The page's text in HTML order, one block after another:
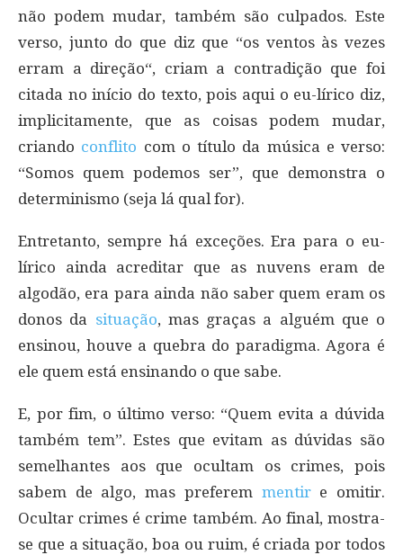
não podem mudar, também são culpados. Este
verso, junto do que diz que “os ventos às vezes
erram a direção“, criam a contradição que foi
citada no início do texto, pois aqui o eu-lírico diz,
implicitamente, que as coisas podem mudar,
criando conflito com o título da música e verso:
“Somos quem podemos ser”, que demonstra o
determinismo (seja lá qual for).
Entretanto, sempre há exceções. Era para o eu-
lírico ainda acreditar que as nuvens eram de
algodão, era para ainda não saber quem eram os
donos da situação, mas graças a alguém que o
ensinou, houve a quebra do paradigma. Agora é
ele quem está ensinando o que sabe.
E, por fim, o último verso: “Quem evita a dúvida
também tem”. Estes que evitam as dúvidas são
semelhantes aos que ocultam os crimes, pois
sabem de algo, mas preferem mentire omitir.
Ocultar crimes é crime também. Ao final, mostra-
se que a situação, boa ou ruim, é criada por todos